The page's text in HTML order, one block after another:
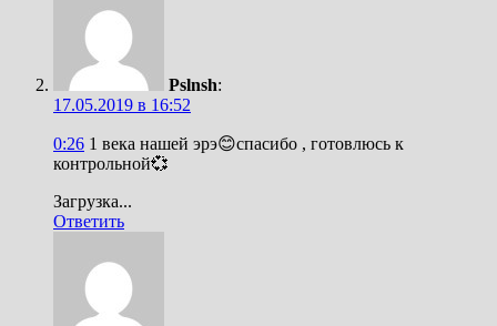
Pslnsh:
17.05.2019 в 16:52
0:26 1 века нашей эрэ😊спасибо , готовлюсь к
контрольной💞
Загрузка...
Ответить